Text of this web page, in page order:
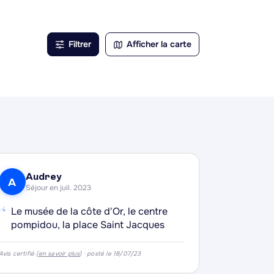
Filtrer Afficher la carte
A Audrey
Séjour en juil. 2023
Le musée de la côte d'Or, le centre
pompidou, la place Saint Jacques
certifié (en savoir plus) · posté le 18/07/23